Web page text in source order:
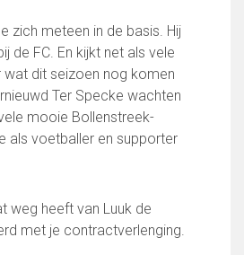
zich meteen in de basis. Hij
de FC. En kijkt net als vele
wat dit seizoen nog komen
Ter Specke wachten
mooie Bollenstreek-
als voetballer en supporter
weg heeft van Luuk de
met je contractverlenging.